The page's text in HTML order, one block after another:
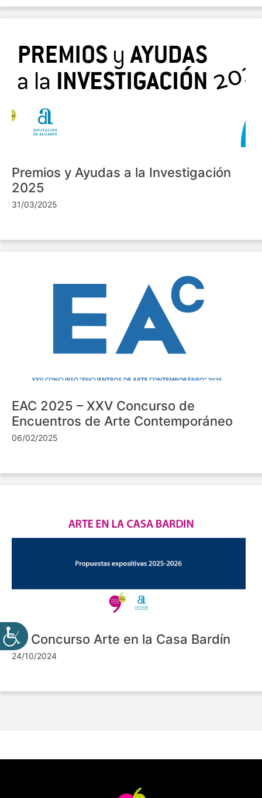
Premios y Ayudas a la Investigación
2025
31/03/2025
EAC 2025 – XXV Concurso de
Encuentros de Arte Contemporáneo
06/02/2025
VII Concurso Arte en la Casa Bardín
24/10/2024